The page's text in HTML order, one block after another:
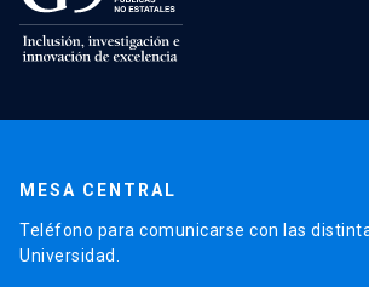
MESA CENTRAL
Teléfono para comunicarse con las
Universidad.